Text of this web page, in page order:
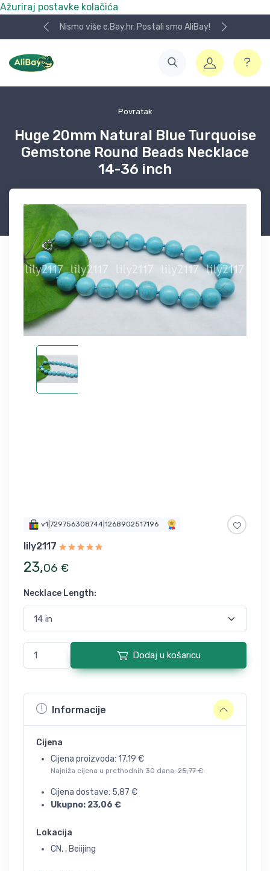
Ažuriraj postavke kolačića
Nismo više e.Bay.hr. Postali smo AliBay!
Povratak
Huge 20mm Natural Blue Turquoise
Gemstone Round Beads Necklace
14-36 inch
v1|729756308744|1268902517196
lily2117
23,06 €
Necklace Length:
Dodaj u košaricu
Informacije
Cijena
Cijena proizvoda: 17,19 €
Najniža cijena u prethodnih 30 dana: 25,77 €
Cijena dostave: 5,87 €
Ukupno: 23,06 €
Lokacija
CN, , Beiijing